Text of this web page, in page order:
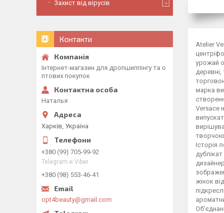
Atelier
урожай
марка
Versace
творчою
Історія
жінок
Захист від вірусів
Контакти
Інтернет-магазин для дропшиппінгу та о
птових покупок
Наталья
Харків, Україна
+380 (99) 705-99-92
Telegram и Viber
+380 (98) 553-46-41
opt4beauty@gmail.com